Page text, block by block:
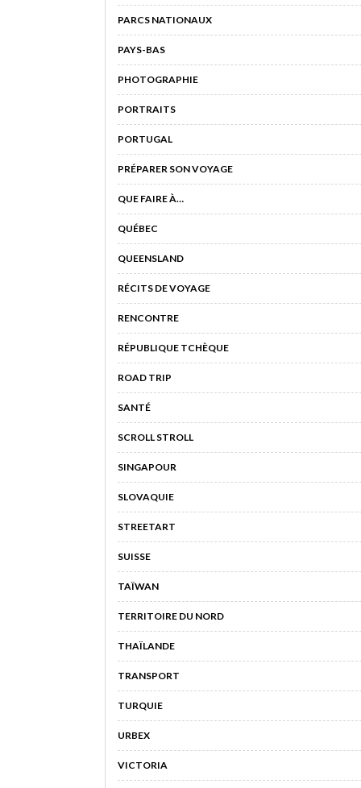
PARCS NATIONAUX
PAYS-BAS
PHOTOGRAPHIE
PORTRAITS
PORTUGAL
PRÉPARER SON VOYAGE
QUE FAIRE À…
QUÉBEC
QUEENSLAND
RÉCITS DE VOYAGE
RENCONTRE
RÉPUBLIQUE TCHÈQUE
ROAD TRIP
SANTÉ
SCROLL STROLL
SINGAPOUR
SLOVAQUIE
STREETART
SUISSE
TAÏWAN
TERRITOIRE DU NORD
THAÏLANDE
TRANSPORT
TURQUIE
URBEX
VICTORIA